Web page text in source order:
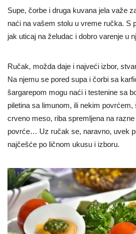
Supe, čorbe i druga kuvana jela važe
naći na vašem stolu u vreme ručka. S
jak uticaj na želudac i dobro varenje u
Ručak, možda daje i najveći izbor,
Na njemu se pored supa i čorbi sa
šargarepom mogu naći i testenine sa
piletina sa limunom, ili nekim povrćem,
crveno meso, riba spremljena na
povrće… Uz ručak se, naravno, uvek
najčešće po ličnom ukusu i izboru.